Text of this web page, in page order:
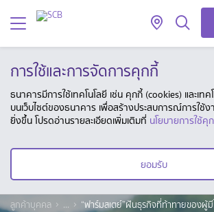
การใช้และการจัดการคุกกี้
ธนาคารมีการใช้เทคโนโลยี เช่น คุกกี้ (cookies) และเ
บนเว็บไซต์ของธนาคาร เพื่อสร้างประสบการณ์การใช้ง
ยิ่งขึ้น โปรดอ่านรายละเอียดเพิ่มเติมที่ นโยบายการใช้
ยอมรับ
ลูกค้าบุคคล ... “ฟาร์มสเตย์”ฝันธุรกิจที่ท้าทายของผู้มี